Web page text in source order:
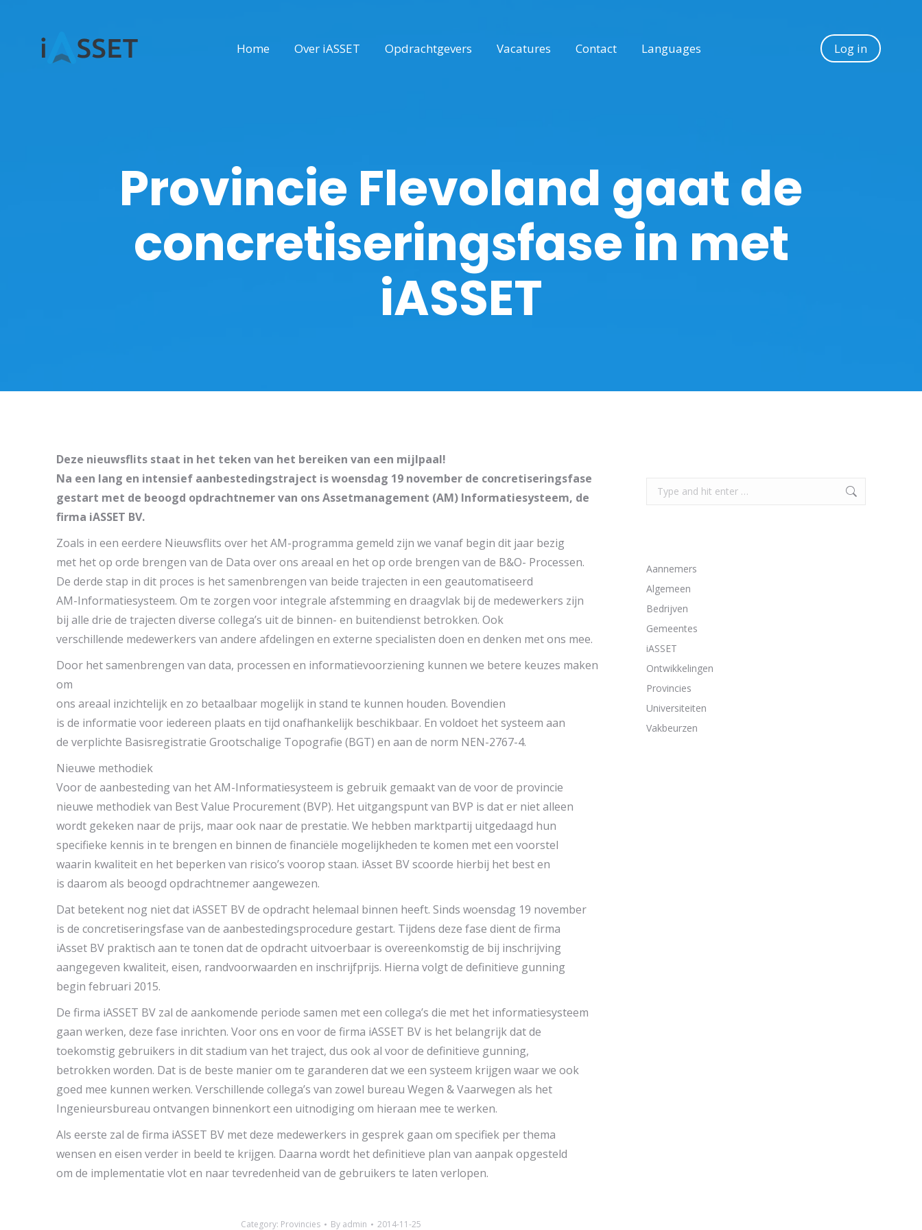
Home Over iASSET Opdrachtgevers Vacatures Contact Languages Log in
Provincie Flevoland gaat de
concretiseringsfase in met
iASSET
Deze nieuwsflits staat in het teken van het bereiken van een mijlpaal!
Na een lang en intensief aanbestedingstraject is woensdag 19 november de concretiseringsfase
gestart met de beoogd opdrachtnemer van ons Assetmanagement (AM) Informatiesysteem, de
firma iASSET BV.
Zoals in een eerdere Nieuwsflits over het AM-programma gemeld zijn we vanaf begin dit jaar bezig
met het op orde brengen van de Data over ons areaal en het op orde brengen van de B&O- Processen.
De derde stap in dit proces is het samenbrengen van beide trajecten in een geautomatiseerd
AM-Informatiesysteem. Om te zorgen voor integrale afstemming en draagvlak bij de medewerkers zijn
bij alle drie de trajecten diverse collega’s uit de binnen- en buitendienst betrokken. Ook
verschillende medewerkers van andere afdelingen en externe specialisten doen en denken met ons mee.
Door het samenbrengen van data, processen en informatievoorziening kunnen we betere keuzes maken
om
ons areaal inzichtelijk en zo betaalbaar mogelijk in stand te kunnen houden. Bovendien
is de informatie voor iedereen plaats en tijd onafhankelijk beschikbaar. En voldoet het systeem aan
de verplichte Basisregistratie Grootschalige Topografie (BGT) en aan de norm NEN-2767-4.
Nieuwe methodiek
Voor de aanbesteding van het AM-Informatiesysteem is gebruik gemaakt van de voor de provincie
nieuwe methodiek van Best Value Procurement (BVP). Het uitgangspunt van BVP is dat er niet alleen
wordt gekeken naar de prijs, maar ook naar de prestatie. We hebben marktpartij uitgedaagd hun
specifieke kennis in te brengen en binnen de financiële mogelijkheden te komen met een voorstel
waarin kwaliteit en het beperken van risico’s voorop staan. iAsset BV scoorde hierbij het best en
is daarom als beoogd opdrachtnemer aangewezen.
Dat betekent nog niet dat iASSET BV de opdracht helemaal binnen heeft. Sinds woensdag 19 november
is de concretiseringsfase van de aanbestedingsprocedure gestart. Tijdens deze fase dient de firma
iAsset BV praktisch aan te tonen dat de opdracht uitvoerbaar is overeenkomstig de bij inschrijving
aangegeven kwaliteit, eisen, randvoorwaarden en inschrijfprijs. Hierna volgt de definitieve gunning
begin februari 2015.
De firma iASSET BV zal de aankomende periode samen met een collega’s die met het informatiesysteem
gaan werken, deze fase inrichten. Voor ons en voor de firma iASSET BV is het belangrijk dat de
toekomstig gebruikers in dit stadium van het traject, dus ook al voor de definitieve gunning,
betrokken worden. Dat is de beste manier om te garanderen dat we een systeem krijgen waar we ook
goed mee kunnen werken. Verschillende collega’s van zowel bureau Wegen & Vaarwegen als het
Ingenieursbureau ontvangen binnenkort een uitnodiging om hieraan mee te werken.
Als eerste zal de firma iASSET BV met deze medewerkers in gesprek gaan om specifiek per thema
wensen en eisen verder in beeld te krijgen. Daarna wordt het definitieve plan van aanpak opgesteld
om de implementatie vlot en naar tevredenheid van de gebruikers te laten verlopen.
Category: Provincies By admin 2014-11-25
Search:
Aannemers
Algemeen
Bedrijven
Gemeentes
iASSET
Ontwikkelingen
Provincies
Universiteiten
Vakbeurzen